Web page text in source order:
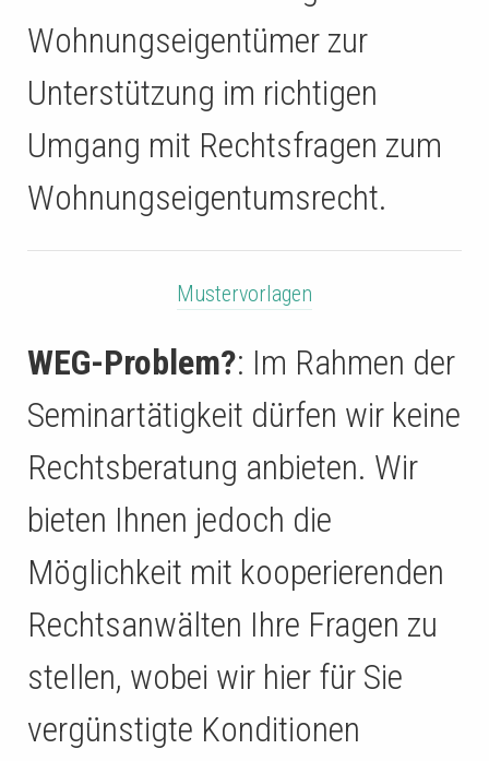
Wohnungseigentümer zur
Unterstützung im richtigen
Umgang mit Rechtsfragen zum
Wohnungseigentumsrecht.
Mustervorlagen
WEG-Problem?: Im Rahmen der
Seminartätigkeit dürfen wir keine
Rechtsberatung anbieten. Wir
bieten Ihnen jedoch die
Möglichkeit mit kooperierenden
Rechtsanwälten Ihre Fragen zu
stellen, wobei wir hier für Sie
vergünstigte Konditionen